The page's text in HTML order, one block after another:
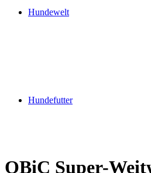
Hundewelt
Hundefutter
QBiC Super-